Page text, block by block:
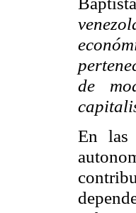
de
En las